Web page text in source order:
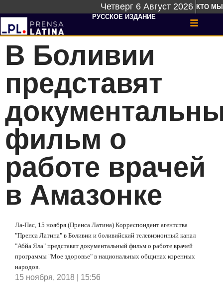
Четверг 6 Август 2026 КТО МЫ
РУССКОЕ ИЗДАНИЕ
В Боливии
представят
фильм о
работе врачей
в Амазонке
Ла-Пас, 15 ноября (Пренса Латина) Корреспондент агентства
"Пренса Латина" в Боливии и боливийский телевизионный канал
"Абйа Яла" представят документальный фильм о работе врачей
программы "Мое здоровье" в национальных общинах коренных
народов.
15 ноября, 2018 | 15:56